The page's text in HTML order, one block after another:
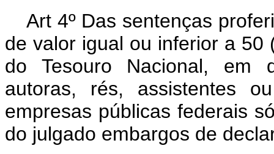
Art 4º Das sentenças
de valor igual ou inferior a 50
do Tesouro Nacional, em
autoras, rés, assistentes
empresas públicas federais
do julgado embargos de